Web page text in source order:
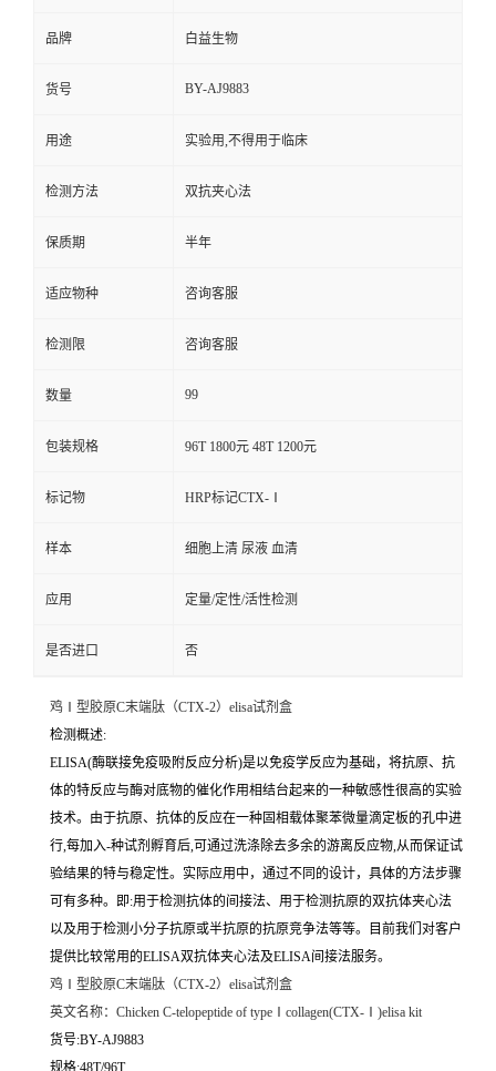
品牌 白益生物
货号 BY-AJ9883
用途 实验用,不得用于临床
检测方法 双抗夹心法
保质期 半年
适应物种 咨询客服
检测限 咨询客服
数量 99
包装规格 96T 1800元 48T 1200元
标记物 HRP标记CTX-Ⅰ
样本 细胞上清 尿液 血清
应用 定量/定性/活性检测
是否进口 否
鸡Ⅰ型胶原C末端肽（CTX-2）elisa试剂盒
检测概述:
ELISA(酶联接免疫吸附反应分析)是以免疫学反应为基础，将抗原、抗
体的特反应与酶对底物的催化作用相结台起来的一种敏感性很高的实验
技术。由于抗原、抗体的反应在一种固相载体聚苯微量滴定板的孔中进
行,每加入-种试剂孵育后,可通过洗涤除去多余的游离反应物,从而保证试
验结果的特与稳定性。实际应用中，通过不同的设计，具体的方法步骤
可有多种。即:用于检测抗体的间接法、用于检测抗原的双抗体夹心法
以及用于检测小分子抗原或半抗原的抗原竞争法等等。目前我们对客户
提供比较常用的ELISA双抗体夹心法及ELISA间接法服务。
鸡Ⅰ型胶原C末端肽（CTX-2）elisa试剂盒
英文名称： Chicken C-telopeptide of typeⅠcollagen(CTX-Ⅰ)elisa kit
货号:BY-AJ9883